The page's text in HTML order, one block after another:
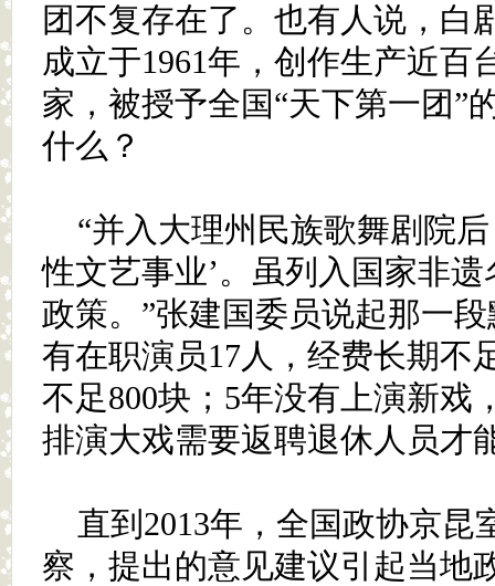
团不复存在了。也有人说，白
成立于1961年，创作生产近百
家，被授予全国“天下第一团”
什么？
“并入大理州民族歌舞剧院
性文艺事业’。虽列入国家非
政策。”张建国委员说起那一
有在职演员17人，经费长期不
不足800块；5年没有上演新戏
排演大戏需要返聘退休人员
直到2013年，全国政协京昆
察，提出的意见建议引起当地